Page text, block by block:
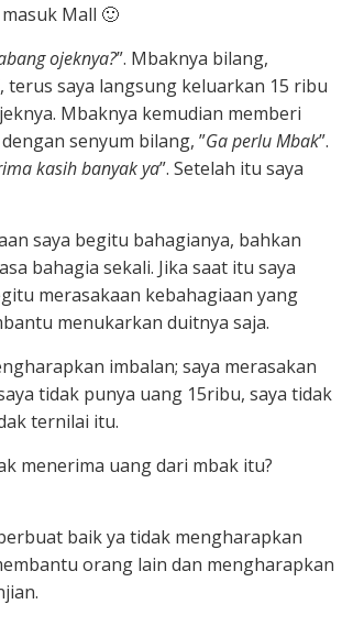
Mall 🙂
ojeknya?”. Mbaknya bilang,
terus saya langsung keluarkan 15 ribu
Mbaknya kemudian memberi
senyum bilang, ”Ga perlu Mbak”.
kasih banyak ya”. Setelah itu saya
saya begitu bahagianya, bahkan
bahagia sekali. Jika saat itu saya
merasakaan kebahagiaan yang
menukarkan duitnya saja.
imbalan; saya merasakan
tidak punya uang 15ribu, saya tidak
ternilai itu.
menerima uang dari mbak itu?
baik ya tidak mengharapkan
orang lain dan mengharapkan